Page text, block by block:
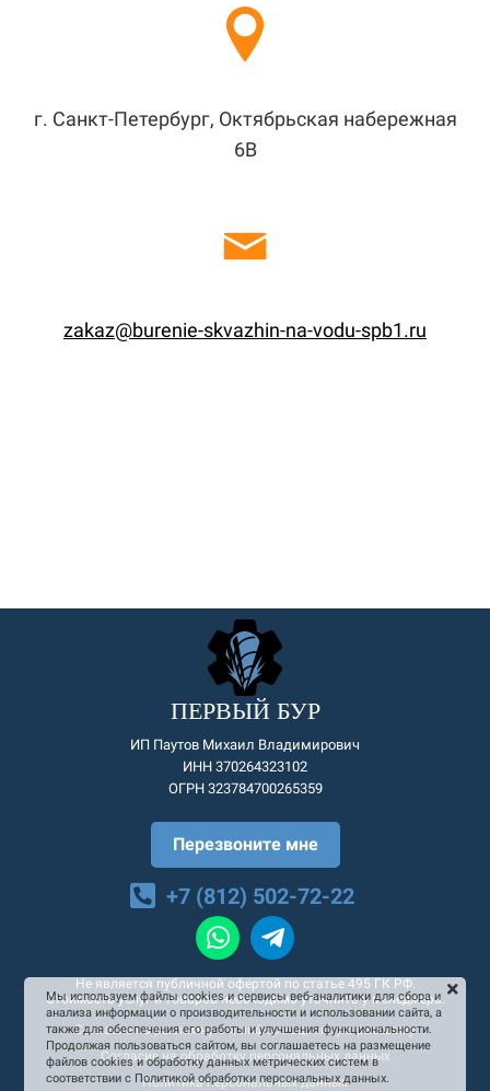
г. Санкт-Петербург, Октябрьская набережная
6В
zakaz@burenie-skvazhin-na-vodu-spb1.ru
ПЕРВЫЙ БУР
ИП Паутов Михаил Владимирович
ИНН 370264323102
ОГРН 323784700265359
Перезвоните мне
+7 (812) 502-72-22
Не является публичной офертой по статье 495 ГК РФ.
Стоимость услуг и товаров необходимо уточнять у менеджера.
Согласие на рекламную и информационную рассылку
Согласие на обработку персональных данных
Политика персональных данных
Мы используем файлы cookies и сервисы веб-аналитики для сбора и
анализа информации о производительности и использовании сайта, а
также для обеспечения его работы и улучшения функциональности.
Продолжая пользоваться сайтом, вы соглашаетесь на размещение
файлов cookies и обработку данных метрических систем в
соответствии с Политикой обработки персональных данных.